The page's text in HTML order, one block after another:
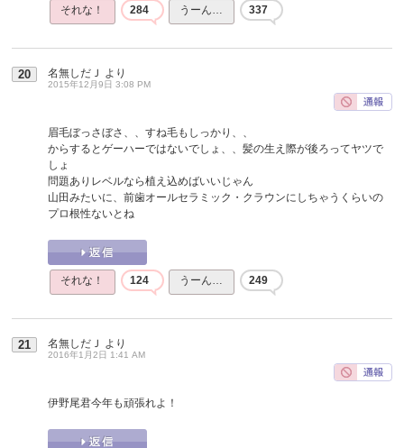
それな！ 284 うーん… 337
20 名無しだＪ より
2015年12月9日 3:08 PM
眉毛ぼっさぼさ、、すね毛もしっかり、、
からするとゲーハーではないでしょ、、髪の生え際が後ろってヤツで
しょ
問題ありレベルなら植え込めばいいじゃん
山田みたいに、前歯オールセラミック・クラウンにしちゃうくらいの
プロ根性ないとね
それな！ 124 うーん… 249
21 名無しだＪ より
2016年1月2日 1:41 AM
伊野尾君今年も頑張れよ！